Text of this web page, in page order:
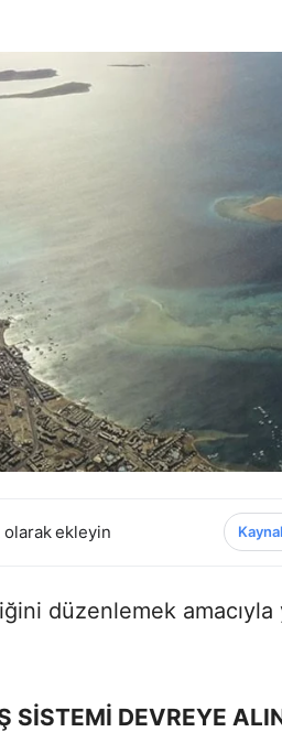
olarak ekleyin
düzenlemek
SİSTEMİ DEVREYE